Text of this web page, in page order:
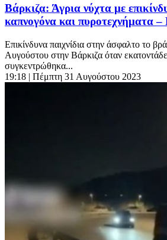
Βάρκιζα: Άγρια νύχτα με
καπνογόνα και πυροτεχνήματα
Επικίνδυνα παιχνίδια στην άσφαλτο το
Αυγούστου στην Βάρκιζα όταν
συγκεντρώθηκα...
19:18 | Πέμπτη 31 Αυγούστου 2023